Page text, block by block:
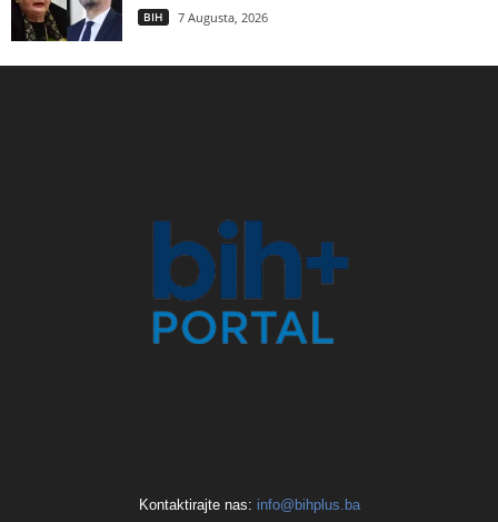
BIH 7 Augusta, 2026
Kontaktirajte nas: info@bihplus.ba